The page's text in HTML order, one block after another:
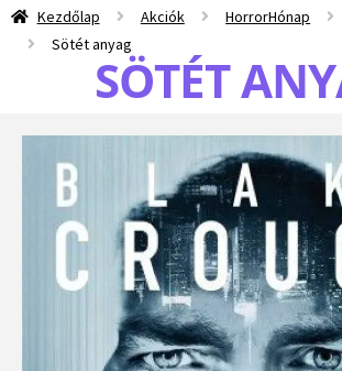
Kezdőlap Akciók HorrorHónap
Sötét anyag
SÖTÉT